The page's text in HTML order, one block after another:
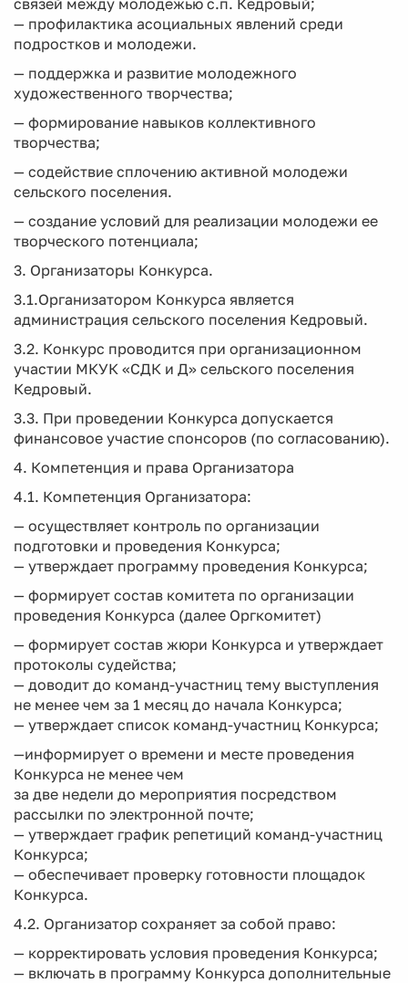
связей между молодежью с.п. Кедровый;
— профилактика асоциальных явлений среди
подростков и молодежи.
— поддержка и развитие молодежного
художественного творчества;
— формирование навыков коллективного
творчества;
— содействие сплочению активной молодежи
сельского поселения.
— создание условий для реализации молодежи ее
творческого потенциала;
3. Организаторы Конкурса.
3.1.Организатором Конкурса является
администрация сельского поселения Кедровый.
3.2. Конкурс проводится при организационном
участии МКУК «СДК и Д» сельского поселения
Кедровый.
3.3. При проведении Конкурса допускается
финансовое участие спонсоров (по согласованию).
4. Компетенция и права Организатора
4.1. Компетенция Организатора:
— осуществляет контроль по организации
подготовки и проведения Конкурса;
— утверждает программу проведения Конкурса;
— формирует состав комитета по организации
проведения Конкурса (далее Оргкомитет)
— формирует состав жюри Конкурса и утверждает
протоколы судейства;
— доводит до команд-участниц тему выступления
не менее чем за 1 месяц до начала Конкурса;
— утверждает список команд-участниц Конкурса;
—информирует о времени и месте проведения
Конкурса не менее чем
за две недели до мероприятия посредством
рассылки по электронной почте;
— утверждает график репетиций команд-участниц
Конкурса;
— обеспечивает проверку готовности площадок
Конкурса.
4.2. Организатор сохраняет за собой право:
— корректировать условия проведения Конкурса;
— включать в программу Конкурса дополнительные